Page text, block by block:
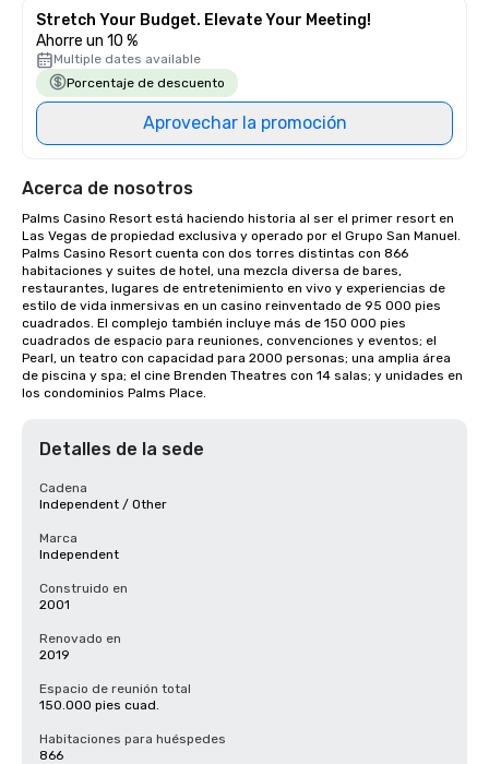
Stretch Your Budget. Elevate Your Meeting!
Ahorre un 10 %
Multiple dates available
Porcentaje de descuento
Aprovechar la promoción
Acerca de nosotros
Palms Casino Resort está haciendo historia al ser el primer resort en
Las Vegas de propiedad exclusiva y operado por el Grupo San Manuel.
Palms Casino Resort cuenta con dos torres distintas con 866
habitaciones y suites de hotel, una mezcla diversa de bares,
restaurantes, lugares de entretenimiento en vivo y experiencias de
estilo de vida inmersivas en un casino reinventado de 95 000 pies
cuadrados. El complejo también incluye más de 150 000 pies
cuadrados de espacio para reuniones, convenciones y eventos; el
Pearl, un teatro con capacidad para 2000 personas; una amplia área
de piscina y spa; el cine Brenden Theatres con 14 salas; y unidades en
los condominios Palms Place.
Detalles de la sede
Cadena
Independent / Other
Marca
Independent
Construido en
2001
Renovado en
2019
Espacio de reunión total
150.000 pies cuad.
Habitaciones para huéspedes
866